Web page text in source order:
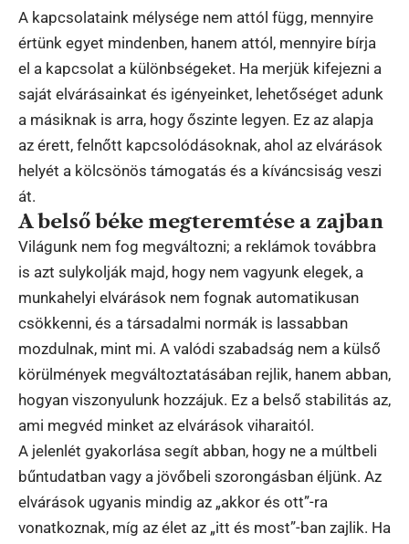
A kapcsolataink mélysége nem attól függ, mennyire
értünk egyet mindenben, hanem attól, mennyire bírja
el a kapcsolat a különbségeket. Ha merjük kifejezni a
saját elvárásainkat és igényeinket, lehetőséget adunk
a másiknak is arra, hogy őszinte legyen. Ez az alapja
az érett, felnőtt kapcsolódásoknak, ahol az elvárások
helyét a kölcsönös támogatás és a kíváncsiság veszi
át.
A belső béke megteremtése a zajban
Világunk nem fog megváltozni; a reklámok továbbra
is azt sulykolják majd, hogy nem vagyunk elegek, a
munkahelyi elvárások nem fognak automatikusan
csökkenni, és a társadalmi normák is lassabban
mozdulnak, mint mi. A valódi szabadság nem a külső
körülmények megváltoztatásában rejlik, hanem abban,
hogyan viszonyulunk hozzájuk. Ez a belső stabilitás az,
ami megvéd minket az elvárások viharaitól.
A jelenlét gyakorlása segít abban, hogy ne a múltbeli
bűntudatban vagy a jövőbeli szorongásban éljünk. Az
elvárások ugyanis mindig az „akkor és ott”-ra
vonatkoznak, míg az élet az „itt és most”-ban zajlik. Ha